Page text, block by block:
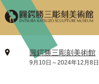
ペ
ー
の
頭
メ
ニ
ー
飛
圓鍔勝三彫刻美術館
9月10日～2024年12月8日